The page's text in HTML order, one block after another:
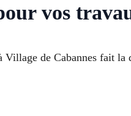
vos
Village de Cabannes fait la